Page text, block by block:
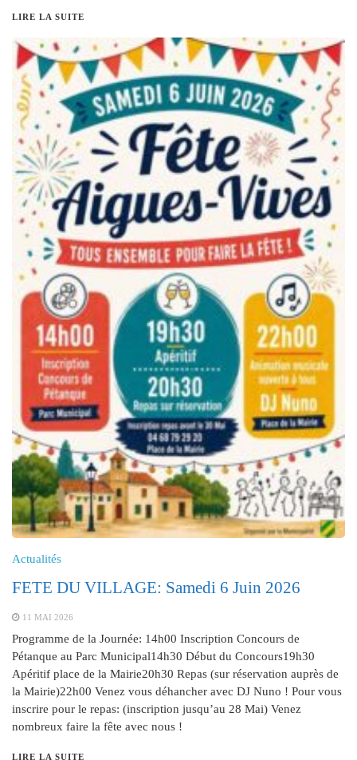
LIRE LA SUITE
Actualités
FETE DU VILLAGE: Samedi 6 Juin 2026
11 MAI 2026
Programme de la Journée: 14h00 Inscription Concours de
Pétanque au Parc Municipal14h30 Début du Concours19h30
Apéritif place de la Mairie20h30 Repas (sur réservation auprès de
la Mairie)22h00 Venez vous déhancher avec DJ Nuno ! Pour vous
inscrire pour le repas: (inscription jusqu’au 28 Mai) Venez
nombreux faire la fête avec nous !
LIRE LA SUITE